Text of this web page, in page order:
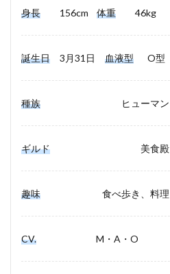
身長 156cm 体重 46kg
誕生日 3月31日 血液型 O型
種族 ヒューマン
ギルド 美食殿
趣味 食べ歩き、料理
CV. M・A・O